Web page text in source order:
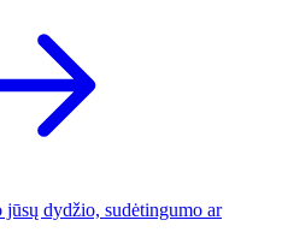
dydžio, sudėtingumo ar